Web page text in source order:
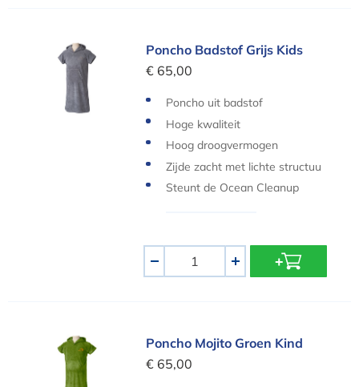
Poncho Badstof Grijs KidsPoncho Badstof Grijs Kids
€ 65,00
Poncho uit badstof
Hoge kwaliteit
Hoog droogvermogen
Zijde zacht met lichte structuu
r
Steunt de Ocean Cleanup
+
Poncho Mojito Groen KindPoncho Mojito Groen Kind
€ 65,00